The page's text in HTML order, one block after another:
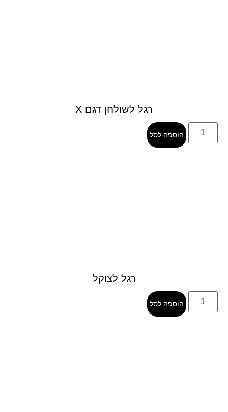
רגל לשולחן דגם X
הוספה לסל
רגל לצוקל
הוספה לסל